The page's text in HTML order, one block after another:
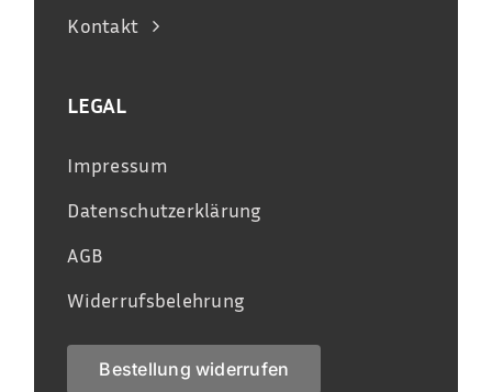
Kontakt
LEGAL
Impressum
Datenschutzerklärung
AGB
Widerrufsbelehrung
Bestellung widerrufen